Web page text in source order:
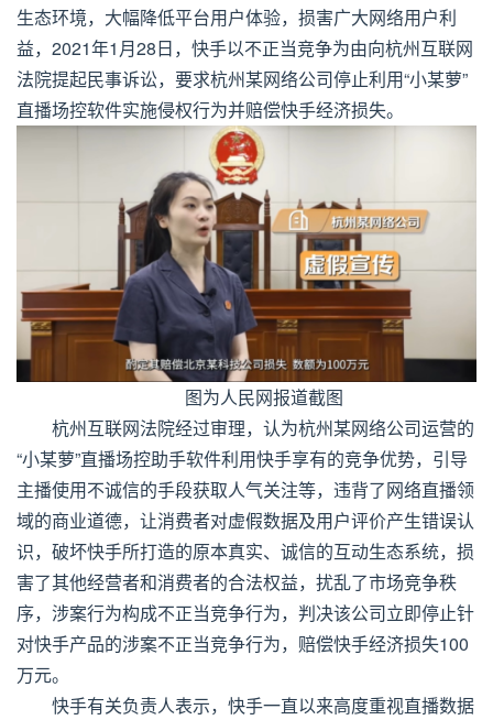
生态环境，大幅降低平台用户体验，损害广大网络用户利
益，2021年1月28日，快手以不正当竞争为由向杭州互联网
法院提起民事诉讼，要求杭州某网络公司停止利用“小某萝”
直播场控软件实施侵权行为并赔偿快手经济损失。
图为人民网报道截图
杭州互联网法院经过审理，认为杭州某网络公司运营的
“小某萝”直播场控助手软件利用快手享有的竞争优势，引导
主播使用不诚信的手段获取人气关注等，违背了网络直播领
域的商业道德，让消费者对虚假数据及用户评价产生错误认
识，破坏快手所打造的原本真实、诚信的互动生态系统，损
害了其他经营者和消费者的合法权益，扰乱了市场竞争秩
序，涉案行为构成不正当竞争行为，判决该公司立即停止针
对快手产品的涉案不正当竞争行为，赔偿快手经济损失100
万元。
快手有关负责人表示，快手一直以来高度重视直播数据